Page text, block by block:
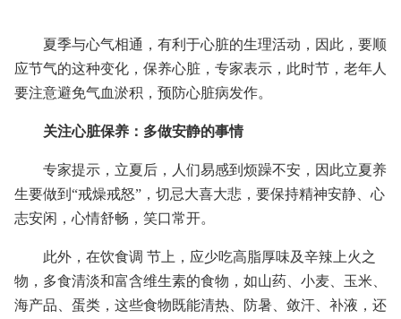
夏季与心气相通，有利于心脏的生理活动，因此，要顺
应节气的这种变化，保养心脏，专家表示，此时节，老年人
要注意避免气血淤积，预防心脏病发作。
关注心脏保养：多做安静的事情
专家提示，立夏后，人们易感到烦躁不安，因此立夏养
生要做到“戒燥戒怒”，切忌大喜大悲，要保持精神安静、心
志安闲，心情舒畅，笑口常开。
此外，在饮食调 节上，应少吃高脂厚味及辛辣上火之
物，多食清淡和富含维生素的食物，如山药、小麦、玉米、
海产品、蛋类，这些食物既能清热、防暑、敛汗、补液，还